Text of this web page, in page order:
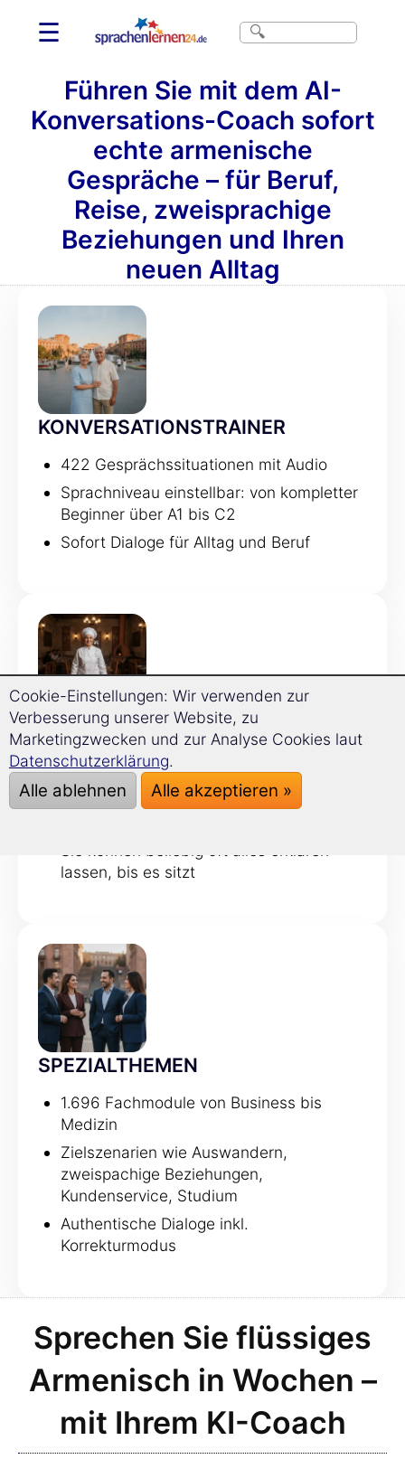
☰
Führen Sie mit dem AI-
Konversations-Coach sofort
echte armenische
Gespräche – für Beruf,
Reise, zweisprachige
Beziehungen und Ihren
neuen Alltag
KONVERSATIONSTRAINER
422 Gesprächssituationen mit Audio
Sprachniveau einstellbar: von kompletter
Beginner über A1 bis C2
Sofort Dialoge für Alltag und Beruf
GRAMMATIKTRAINER
120 Grammatikthemen
Regeln werden direkt mit Beispielen
lassen, bis es sitzt
SPEZIALTHEMEN
1.696 Fachmodule von Business bis
Medizin
Zielszenarien wie Auswandern,
zweispachige Beziehungen,
Kundenservice, Studium
Authentische Dialoge inkl.
Korrekturmodus
Sprechen Sie flüssiges
Armenisch in Wochen –
mit Ihrem KI-Coach
Cookie-Einstellungen: Wir verwenden zur
Verbesserung unserer Website, zu
Marketingzwecken und zur Analyse Cookies laut
Datenschutzerklärung.
Alle ablehnen Alle akzeptieren »